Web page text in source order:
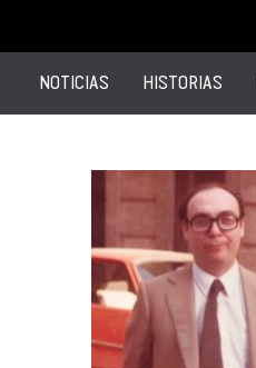
NOTICIAS HISTORIAS